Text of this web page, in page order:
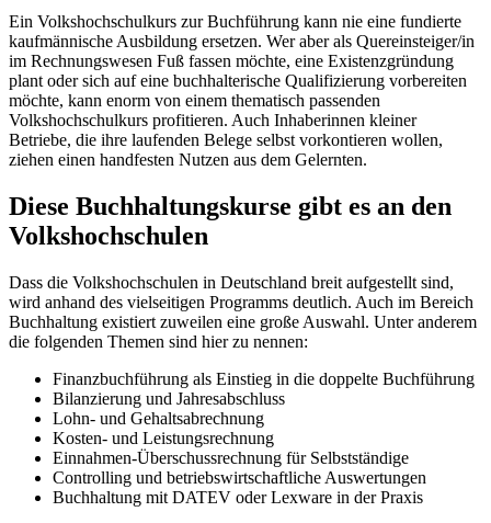
Ein Volkshochschulkurs zur Buchführung kann nie eine fundierte
kaufmännische Ausbildung ersetzen. Wer aber als Quereinsteiger/in
im Rechnungswesen Fuß fassen möchte, eine Existenzgründung
plant oder sich auf eine buchhalterische Qualifizierung vorbereiten
möchte, kann enorm von einem thematisch passenden
Volkshochschulkurs profitieren. Auch Inhaberinnen kleiner
Betriebe, die ihre laufenden Belege selbst vorkontieren wollen,
ziehen einen handfesten Nutzen aus dem Gelernten.
Diese Buchhaltungskurse gibt es an den
Volkshochschulen
Dass die Volkshochschulen in Deutschland breit aufgestellt sind,
wird anhand des vielseitigen Programms deutlich. Auch im Bereich
Buchhaltung existiert zuweilen eine große Auswahl. Unter anderem
die folgenden Themen sind hier zu nennen:
Finanzbuchführung als Einstieg in die doppelte Buchführung
Bilanzierung und Jahresabschluss
Lohn- und Gehaltsabrechnung
Kosten- und Leistungsrechnung
Einnahmen-Überschussrechnung für Selbstständige
Controlling und betriebswirtschaftliche Auswertungen
Buchhaltung mit DATEV oder Lexware in der Praxis